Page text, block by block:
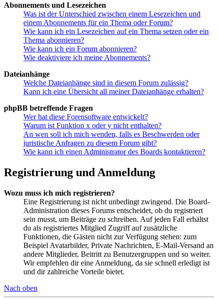
Abonnements und Lesezeichen
Was ist der Unterschied zwischen einem Lesezeichen und
einem Abonnements für ein Thema oder Forum?
Wie kann ich ein Lesezeichen auf ein Thema setzen oder ein
Thema abonnieren?
Wie kann ich ein Forum abonnieren?
Wie deaktiviere ich meine Abonnements?
Dateianhänge
Welche Dateianhänge sind in diesem Forum zulässig?
Kann ich eine Übersicht all meiner Dateianhänge erhalten?
phpBB betreffende Fragen
Wer hat diese Forensoftware entwickelt?
Warum ist Funktion x oder y nicht enthalten?
An wen soll ich mich wenden, falls es Beschwerden oder
juristische Anfragen zu diesem Forum gibt?
Wie kann ich einen Administrator des Boards kontaktieren?
Registrierung und Anmeldung
Wozu muss ich mich registrieren?
Eine Registrierung ist nicht unbedingt zwingend. Die Board-
Administration dieses Forums entscheidet, ob du registriert
sein musst, um Beiträge zu schreiben. Auf jeden Fall erhältst
du als registriertes Mitglied Zugriff auf zusätzliche
Funktionen, die Gästen nicht zur Verfügung stehen: zum
Beispiel Avatarbilder, Private Nachrichten, E-Mail-Versand an
andere Mitglieder, Beitritt zu Benutzergruppen und so weiter.
Wir empfehlen dir eine Anmeldung, da sie schnell erledigt ist
und dir zahlreiche Vorteile bietet.
Nach oben